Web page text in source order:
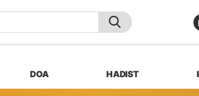
DOA HADIST